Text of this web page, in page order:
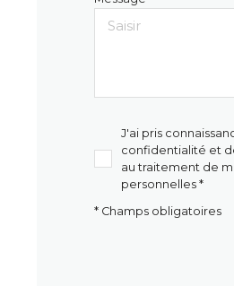
J'ai pris
confidentialité et
au traitement de
personnelles *
* Champs obligatoires